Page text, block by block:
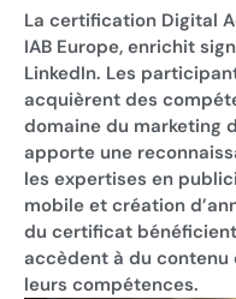
La certification Digital
IAB Europe, enrichit
LinkedIn. Les
acquièrent des
domaine du marketing
apporte une
les expertises en
mobile et création
du certificat
accèdent à du
leurs compétences.